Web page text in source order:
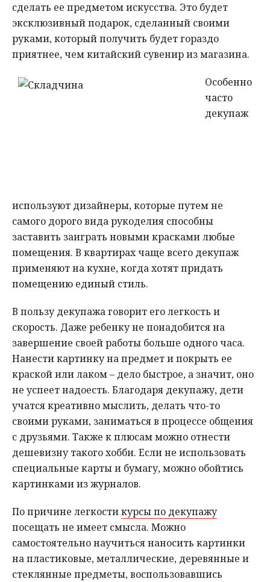
сделать ее предметом искусства. Это будет
эксклюзивный подарок, сделанный своими
руками, который получить будет гораздо
приятнее, чем китайский сувенир из магазина.
Особенно
часто
декупаж
используют дизайнеры, которые путем не
самого дорого вида рукоделия способны
заставить заиграть новыми красками любые
помещения. В квартирах чаще всего декупаж
применяют на кухне, когда хотят придать
помещению единый стиль.
В пользу декупажа говорит его легкость и
скорость. Даже ребенку не понадобится на
завершение своей работы больше одного часа.
Нанести картинку на предмет и покрыть ее
краской или лаком – дело быстрое, а значит, оно
не успеет надоесть. Благодаря декупажу, дети
учатся креативно мыслить, делать что-то
своими руками, заниматься в процессе общения
с друзьями. Также к плюсам можно отнести
дешевизну такого хобби. Если не использовать
специальные карты и бумагу, можно обойтись
картинками из журналов.
По причине легкостикурсы по декупажу
посещать не имеет смысла. Можно
самостоятельно научиться наносить картинки
на пластиковые, металлические, деревянные и
стеклянные предметы, воспользовавшись